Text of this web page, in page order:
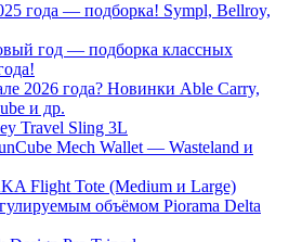
года — подборка! Sympl, Bellroy,
год — подборка классных
2026 года? Новинки Able Carry,
и др.
Travel Sling 3L
Mech Wallet — Wasteland и
Flight Tote (Medium и Large)
объёмом Piorama Delta